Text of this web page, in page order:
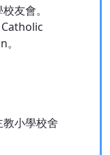
友會。
小學校舍